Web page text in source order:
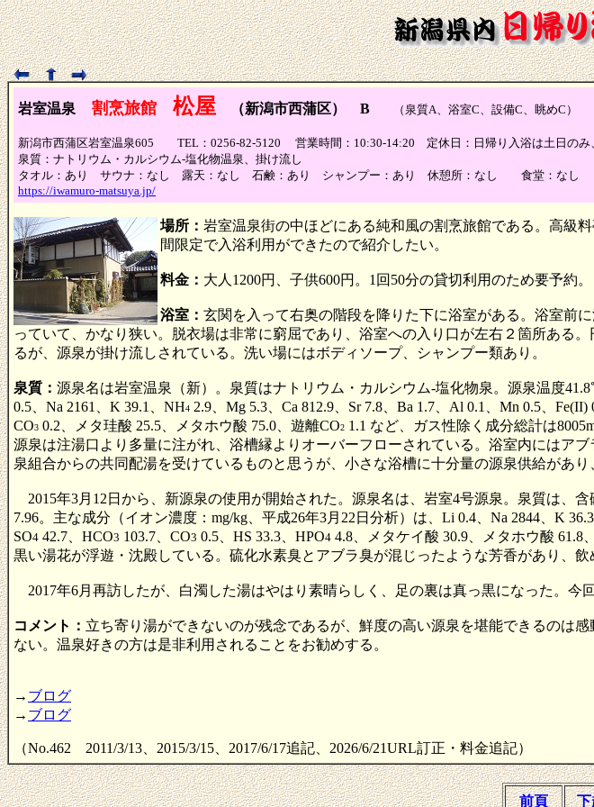
岩室温泉 割烹旅館 松屋 （新潟市西蒲区） B （泉質A、浴室C、設備C、眺めC）
新潟市西蒲区岩室温泉605 TEL：0256-82-5120 営業時間：10:30-14:20 定休日：日帰り入浴は土日のみ
泉質：ナトリウム・カルシウム-塩化物温泉、掛け流し
タオル：あり サウナ：なし 露天：なし 石鹸：あり シャンプー：あり 休憩所：なし 食堂：なし
https://iwamuro-matsuya.jp/
場所： 岩室温泉街の中ほどにある純和風の割烹旅館である。高級
間限定で入浴利用ができたので紹介したい。
料金： 大人1200円、子供600円。1回50分の貸切利用のため要予約。
浴室： 玄関を入って右奥の階段を降りた下に浴室がある。浴室前
っていて、かなり狭い。脱衣場は非常に窮屈であり、浴室への入り口が左右２箇所ある
るが、源泉が掛け流しされている。洗い場にはボディソープ、シャンプー類あり。
泉質： 源泉名は岩室温泉（新）。泉質はナトリウム・カルシウム-塩化物泉。源泉温度
0.5、Na 2161、K 39.1、NH4 2.9、Mg 5.3、Ca 812.9、Sr 7.8、Ba 1.7、Al 0.1、Mn 0.5、
CO3 0.2、メタ珪酸 25.5、メタホウ酸 75.0、遊離CO2 1.1 など、ガス性除く成分総計は
源泉は注湯口より多量に注がれ、浴槽縁よりオーバーフローされている。浴室内にはア
泉組合からの共同配湯を受けているものと思うが、小さな浴槽に十分量の源泉供給があ
2015年3月12日から、新源泉の使用が開始された。源泉名は、岩室4号源泉。泉質は、
7.96。主な成分（イオン濃度：mg/kg、平成26年3月22日分析）は、Li 0.4、Na 2844、K
SO4 42.7、HCO3 103.7、CO3 0.5、HS 33.3、HPO4 4.8、メタケイ酸 30.9、メタホウ酸 61.8
黒い湯花が浮遊・沈殿している。硫化水素臭とアブラ臭が混じったような芳香があり、
2017年6月再訪したが、白濁した湯はやはり素晴らしく、足の裏は真っ黒になった。今
コメント： 立ち寄り湯ができないのが残念であるが、鮮度の高い源泉を堪能できるのは
ない。温泉好きの方は是非利用されることをお勧めする。
→ ブログ
→ ブログ
（No.462 2011/3/13、2015/3/15、2017/6/17追記、2026/6/21URL訂正・料金追記）
前頁 下